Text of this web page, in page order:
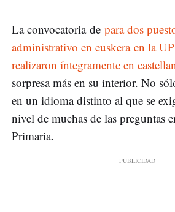
La convocatoria de para dos
administrativo en euskera en la
realizaron íntegramente en
sorpresa más en su interior. No
en un idioma distinto al que se
nivel de muchas de las preguntas
Primaria.